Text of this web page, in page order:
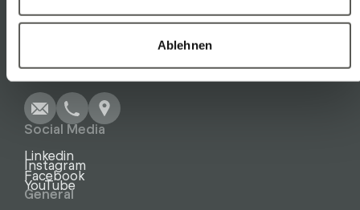
Ablehnen
Robotec Solutions AG
Tel: +41 62 775 90 00
Social Media
Linkedin
Instagram
Facebook
YouTube
General